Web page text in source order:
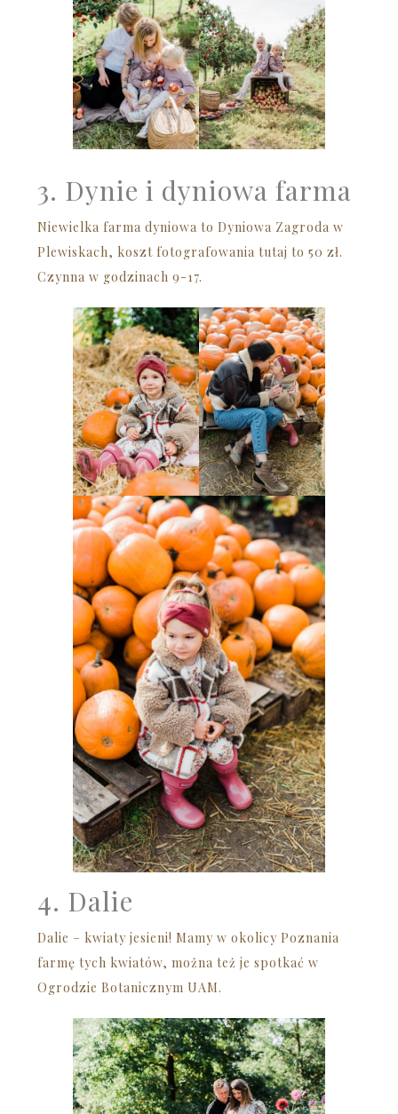
3. Dynie i dyniowa farma
Niewielka farma dyniowa to Dyniowa Zagroda w
Plewiskach, koszt fotografowania tutaj to 50 zł.
Czynna w godzinach 9-17.
4. Dalie
Dalie – kwiaty jesieni! Mamy w okolicy Poznania
farmę tych kwiatów, można też je spotkać w
Ogrodzie Botanicznym UAM.